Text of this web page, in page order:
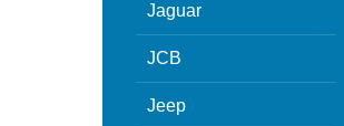
Jaguar
JCB
Jeep